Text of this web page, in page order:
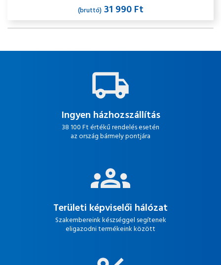
(bruttó)31 990 Ft
Ingyen házhozszállítás
38 100 Ft értékű rendelés esetén
az ország bármely pontjára
Területi képviselői hálózat
Szakembereink készséggel segítenek
eligazodni termékeink között